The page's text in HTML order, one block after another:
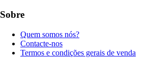
Sobre
Quem somos nós?
Contacte-nos
Termos e condições gerais de venda